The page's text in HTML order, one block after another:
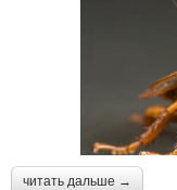
читать дальше →